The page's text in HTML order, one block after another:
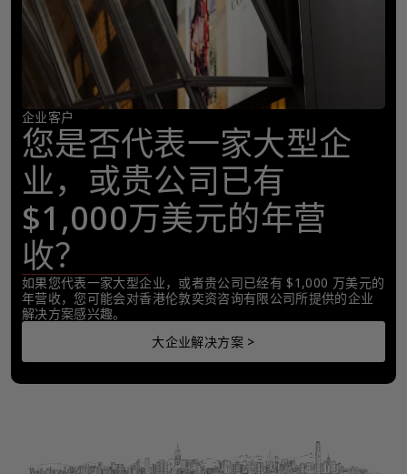
企业客户
您是否代表一家大型企
业，或贵公司已有
$1,000万美元的年营
收？
如果您代表一家大型企业，或者贵公司已经有 $1,000 万美元的
年营收，您可能会对香港伦敦奕资咨询有限公司所提供的企业
解决方案感兴趣。
大企业解决方案 >